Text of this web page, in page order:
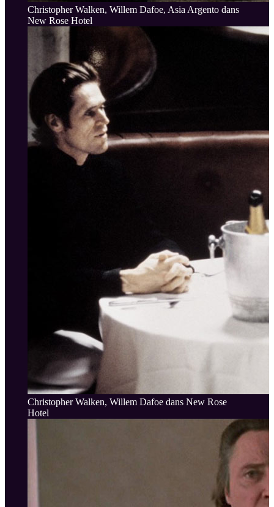
Christopher Walken, Willem Dafoe, Asia Argento dans
New Rose Hotel
Christopher Walken, Willem Dafoe dans New Rose
Hotel